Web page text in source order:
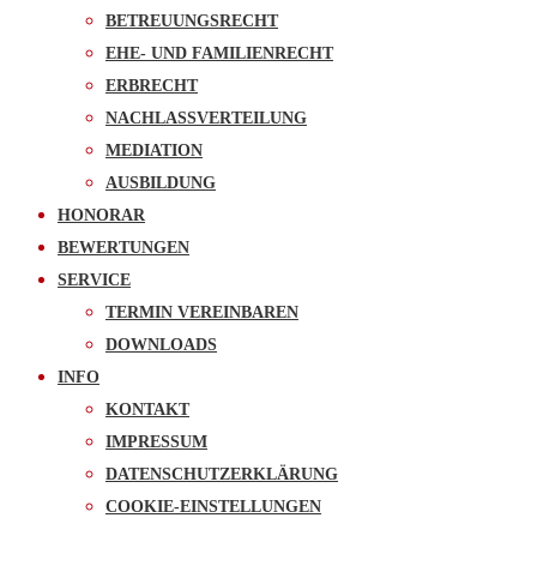
BETREUUNGSRECHT
EHE- UND FAMILIENRECHT
ERBRECHT
NACHLASSVERTEILUNG
MEDIATION
AUSBILDUNG
HONORAR
BEWERTUNGEN
SERVICE
TERMIN VEREINBAREN
DOWNLOADS
INFO
KONTAKT
IMPRESSUM
DATENSCHUTZERKLÄRUNG
COOKIE-EINSTELLUNGEN